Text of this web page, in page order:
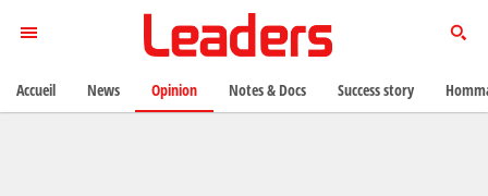
Accueil News Opinion Notes & Docs Success story